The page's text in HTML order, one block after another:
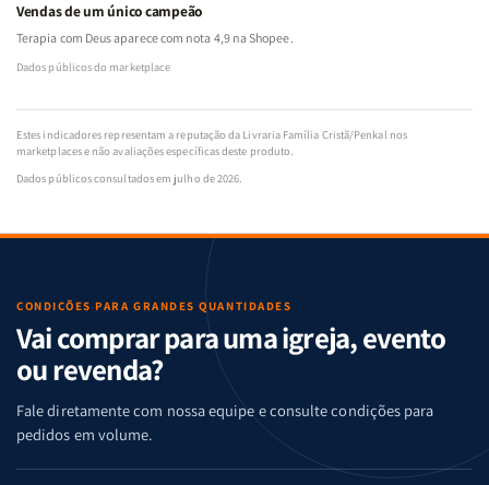
Vendas de um único campeão
Terapia com Deus aparece com nota 4,9 na Shopee.
Dados públicos do marketplace
Estes indicadores representam a reputação da Livraria Família Cristã/Penkal nos
marketplaces e não avaliações específicas deste produto.
Dados públicos consultados em julho de 2026.
CONDIÇÕES PARA GRANDES QUANTIDADES
Vai comprar para uma igreja, evento
ou revenda?
Fale diretamente com nossa equipe e consulte condições para
pedidos em volume.